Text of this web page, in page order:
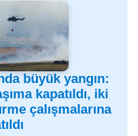
büyük yangın:
kapatıldı, iki
çalışmalarına